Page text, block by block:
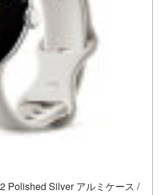
Polished Silver アルミケース /